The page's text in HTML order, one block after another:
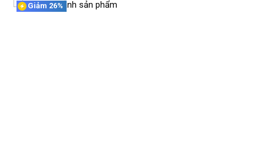
Giảm 26%